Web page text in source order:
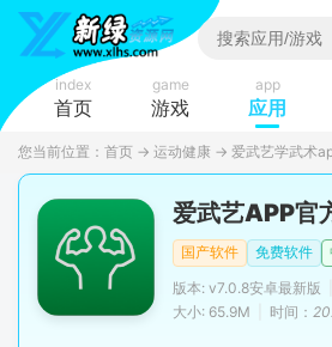
index
首页
game
游戏
app
应用
您当前位置： 首页 → 运动健康 → 爱武艺学武术
爱武艺APP官
国产软件 免费软件
版本: v7.0.8安卓最新版
大小: 65.9M
时间：